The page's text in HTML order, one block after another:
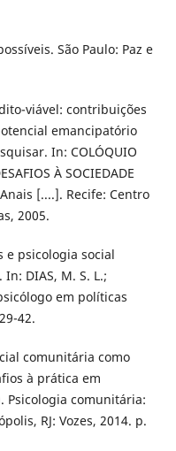
São Paulo: Paz e
viável: contribuições
emancipatório
In: COLÓQUIO
À SOCIEDADE
[....]. Recife: Centro
2005.
e psicologia social
DIAS, M. S. L.;
em políticas
42.
comunitária como
à prática em
Psicologia comunitária:
RJ: Vozes, 2014. p.